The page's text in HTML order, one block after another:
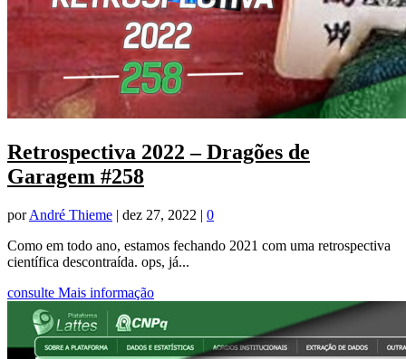
Retrospectiva 2022 – Dragões de
Garagem #258
porAndré Thieme | dez 27, 2022 | 0
Como em todo ano, estamos fechando 2021 com uma retrospectiva
científica descontraída. ops, já...
consulte Mais informação